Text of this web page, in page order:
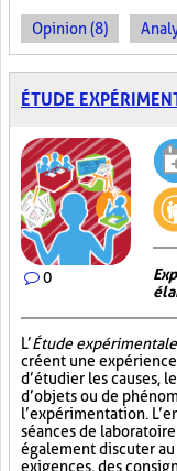
Opinion (8)
ÉTUDE
0
L’Étude expérimentale
créent une
d’étudier les causes,
d’objets ou de
l’expérimentation.
séances de
également discuter
exigences, des